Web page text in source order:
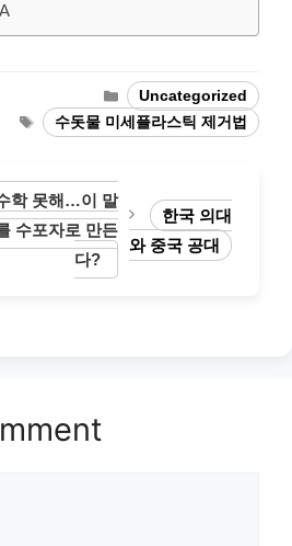
Categories
Uncategorized
Tags수돗물 미세플라스틱 제거법
학 못해…이 말
수포자로 만든
다?
한국 의대
와 중국 공대